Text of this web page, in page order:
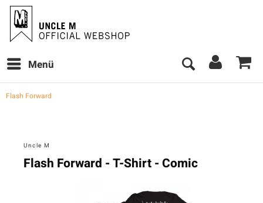
Menü
Flash Forward
Uncle M
Flash Forward - T-Shirt - Comic